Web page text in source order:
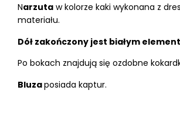
Narzuta w kolorze kaki wykonana z
materiału.
Dół zakończony jest białym
Po bokach znajdują się ozdobne
Bluzaposiada kaptur.